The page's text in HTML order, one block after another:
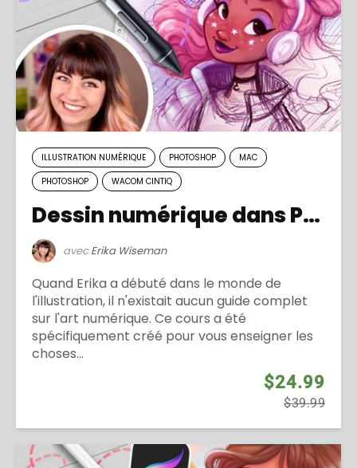
ILLUSTRATION NUMÉRIQUE PHOTOSHOP
MAC
PHOTOSHOP
WACOM CINTIQ
Dessin numérique dans Photoshop – pour débutants
avecErika Wiseman
Quand Erika a débuté dans le monde de
l'illustration, il n'existait aucun guide complet
sur l'art numérique. Ce cours a été
spécifiquement créé pour vous enseigner les
choses...
$24.99
$39.99